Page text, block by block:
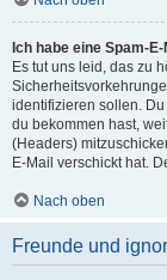
Ich habe eine Spam-
Es tut uns leid, das zu
identifizieren sollen.
du bekommen hast,
(Headers)
E-Mail verschickt hat.
Nach oben
Freunde und